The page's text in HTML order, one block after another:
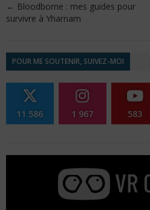
← Bloodborne : mes guides pour
survivre à Yharnam
POUR ME SOUTENIR, SUIVEZ-MOI
11 586 1 967 583